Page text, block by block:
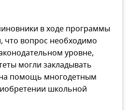
в ходе программы
что вопрос необходимо
уровне,
могли закладывать
помощь многодетным
школьной